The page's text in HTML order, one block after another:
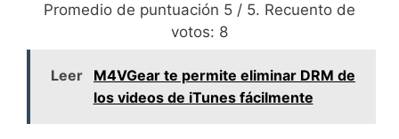
Promedio de puntuación 5 / 5. Recuento de
votos: 8
Leer
M4VGear te permite eliminar DRM de
los videos de iTunes fácilmente